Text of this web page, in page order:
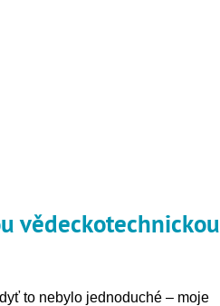
vědeckotechnickou
to nebylo jednoduché – moje